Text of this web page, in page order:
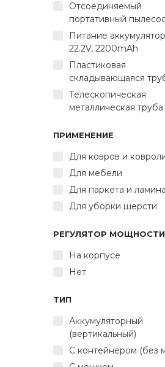
Отсоединяемый
портативный
Питание
22.2V, 2200mAh
Пластиковая
складывающаяся
Телескопическая
металлическая труба
ПРИМЕНЕНИЕ
Для ковров и
Для мебели
Для паркета и
Для уборки шерсти
РЕГУЛЯТОР МОЩНОСТИ
На корпусе
Нет
ТИП
Аккумуляторный
(вертикальный)
С контейнером (без